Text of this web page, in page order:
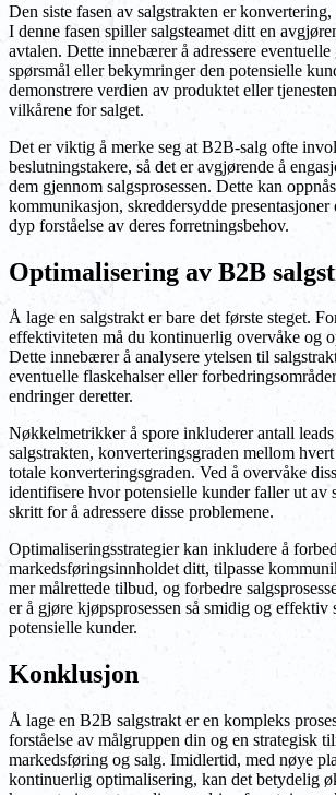
Den siste fasen av salgstrakten er
I denne fasen spiller salgsteamet ditt en
avtalen. Dette innebærer å adressere
spørsmål eller bekymringer den potensielle
demonstrere verdien av produktet eller
vilkårene for salget.
Det er viktig å merke seg at B2B-salg ofte
beslutningstakere, så det er avgjørende å
dem gjennom salgsprosessen. Dette kan
kommunikasjon, skreddersydde presentasjoner
dyp forståelse av deres forretningsbehov.
Optimalisering av B2B
Å lage en salgstrakt er bare det første steget.
effektiviteten må du kontinuerlig overvåke og
Dette innebærer å analysere ytelsen til
eventuelle flaskehalser eller
endringer deretter.
Nøkkelmetrikker å spore inkluderer antall
salgstrakten, konverteringsgraden mellom
totale konverteringsgraden. Ved å overvåke
identifisere hvor potensielle kunder faller ut av
skritt for å adressere disse problemene.
Optimaliseringsstrategier kan inkludere å
markedsføringsinnholdet ditt, tilpasse
mer målrettede tilbud, og forbedre
er å gjøre kjøpsprosessen så smidig og
potensielle kunder.
Konklusjon
Å lage en B2B salgstrakt er en kompleks
forståelse av målgruppen din og en strategisk
markedsføring og salg. Imidlertid, med nøye
kontinuerlig optimalisering, kan det betydelig